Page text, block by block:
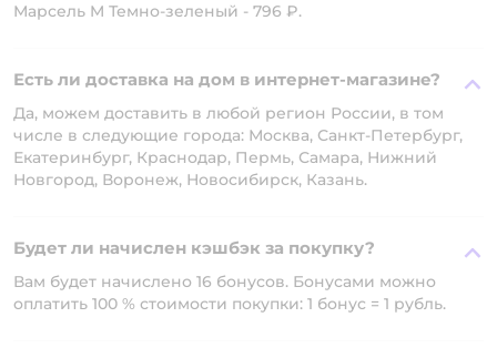
Марсель M Темно-зеленый - 796 ₽.
Есть ли доставка на дом в интернет-магазине?
Да, можем доставить в любой регион России, в том
числе в следующие города: Москва, Санкт-Петербург,
Екатеринбург, Краснодар, Пермь, Самара, Нижний
Новгород, Воронеж, Новосибирск, Казань.
Будет ли начислен кэшбэк за покупку?
Вам будет начислено 16 бонусов. Бонусами можно
оплатить 100 % стоимости покупки: 1 бонус = 1 рубль.